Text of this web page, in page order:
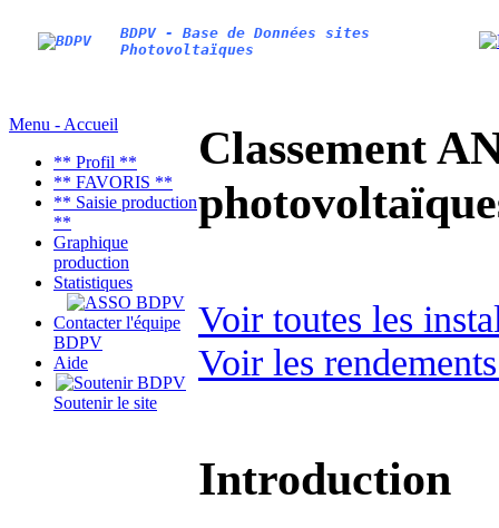
BDPV - Base de Données sites
Photovoltaïques
Menu - Accueil
** Profil **
** FAVORIS **
** Saisie production
**
Graphique
production
Statistiques
Contacter l'équipe
BDPV
Aide
Soutenir le site
Classement
Voir toutes les
Voir les
Introduction